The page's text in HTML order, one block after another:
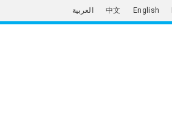
العربية 中文 English